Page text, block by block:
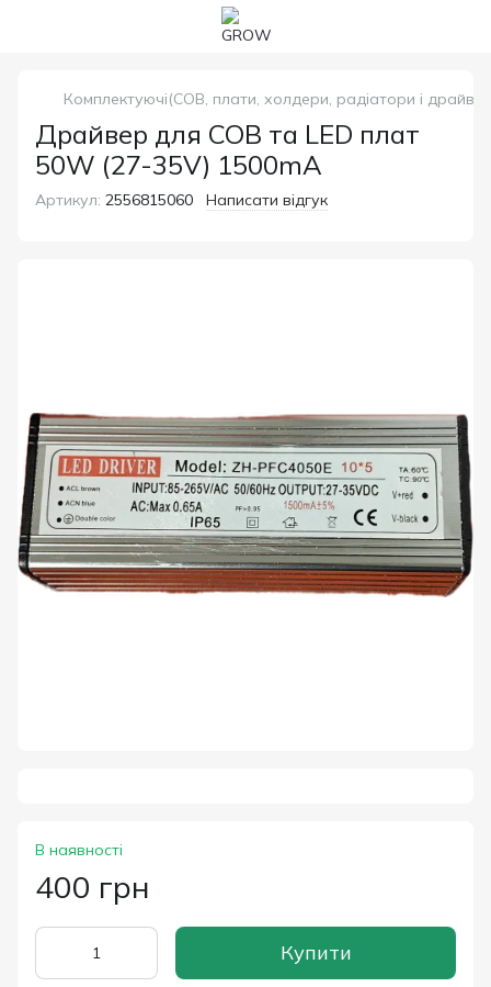
Комплектуючі(COB, плати, холдери, радіатори і
Драйвер для COB та LED плат
50W (27-35V) 1500mA
Артикул: 2556815060 Написати відгук
В наявності
400 грн
Купити